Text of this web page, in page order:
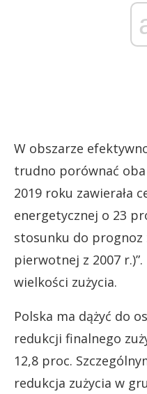
W obszarze
trudno porównać
2019 roku zawierała
energetycznej o 23
stosunku do prognoz
pierwotnej z 2007
wielkości zużycia.
Polska ma dążyć do
redukcji finalnego
12,8 proc.
redukcja zużycia w